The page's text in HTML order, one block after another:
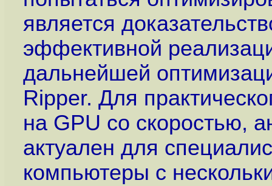
является
эффективной
дальнейшей
Ripper. Для
на GPU со скоростью,
актуален для
компьютеры с